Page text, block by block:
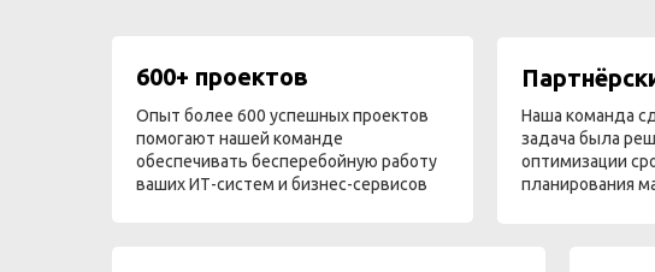
600+ проектов
Опыт более 600 успешных проектов
помогают нашей команде
обеспечивать бесперебойную работу
ваших ИТ-систем и бизнес-сервисов
Наша команда
задача была
оптимизации
планирования